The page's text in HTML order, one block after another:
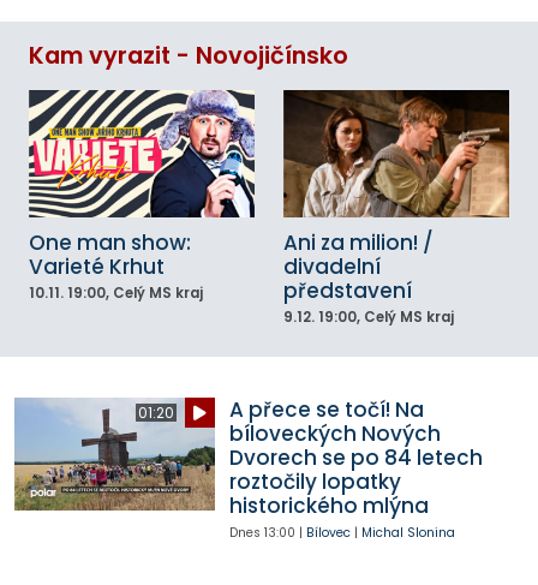
Kam vyrazit - Novojičínsko
One man show:
Varieté Krhut
10.11. 19:00, Celý MS kraj
Ani za milion! /
divadelní
představení
9.12. 19:00, Celý MS kraj
01:20
A přece se točí! Na
bíloveckých Nových
Dvorech se po 84 letech
roztočily lopatky
historického mlýna
Dnes 13:00 | Bílovec| Michal Slonina